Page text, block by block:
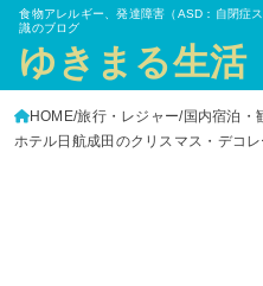
食物アレルギー、発達障害（ASD：自閉症
識のブログ
ゆきまる生活
HOME 旅行・レジャー 国内宿泊・
ホテル日航成田のクリスマス・デコ